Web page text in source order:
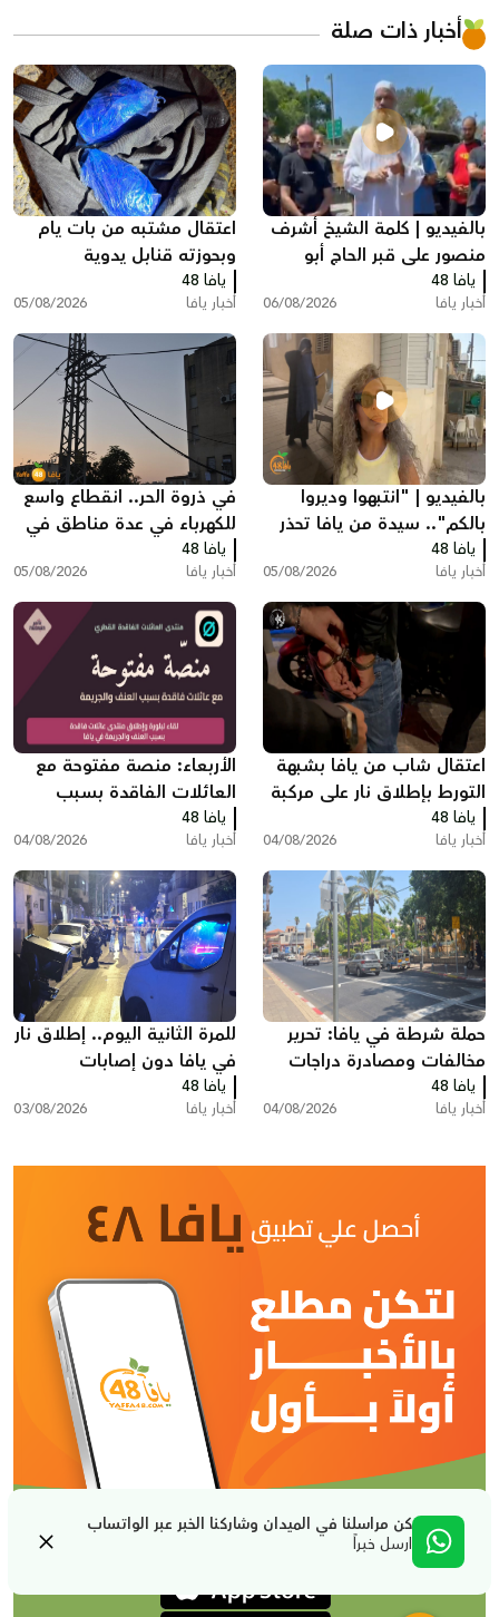
كن مراسلنا في الميدان وشاركنا الخبر عبر الواتساب
ارسل خبراً
أخبار ذات صلة
بالفيديو | كلمة الشيخ أشرف
منصور على قبر الحاج أبو
العبد أبو شهاب
يافا 48
أخبار يافا 06/08/2026
اعتقال مشتبه من بات يام
وبحوزته قنابل يدوية
يافا 48
أخبار يافا 05/08/2026
بالفيديو | "انتبهوا وديروا
بالكم".. سيدة من يافا تحذر
الأهالي بعد حادثة مريبة أمام
منزلها
يافا 48
أخبار يافا 05/08/2026
في ذروة الحر.. انقطاع واسع
للكهرباء في عدة مناطق في
يافا وتل ابيب
يافا 48
أخبار يافا 05/08/2026
اعتقال شاب من يافا بشبهة
التورط بإطلاق نار على مركبة
مركونة
يافا 48
أخبار يافا 04/08/2026
الأربعاء: منصة مفتوحة مع
العائلات الفاقدة بسبب
العنف والجريمة في يافا
يافا 48
أخبار يافا 04/08/2026
حملة شرطة في يافا: تحرير
مخالفات ومصادرة دراجات
كهربائية
يافا 48
أخبار يافا 04/08/2026
للمرة الثانية اليوم.. إطلاق نار
في يافا دون إصابات
والشرطة تحقق
يافا 48
أخبار يافا 03/08/2026